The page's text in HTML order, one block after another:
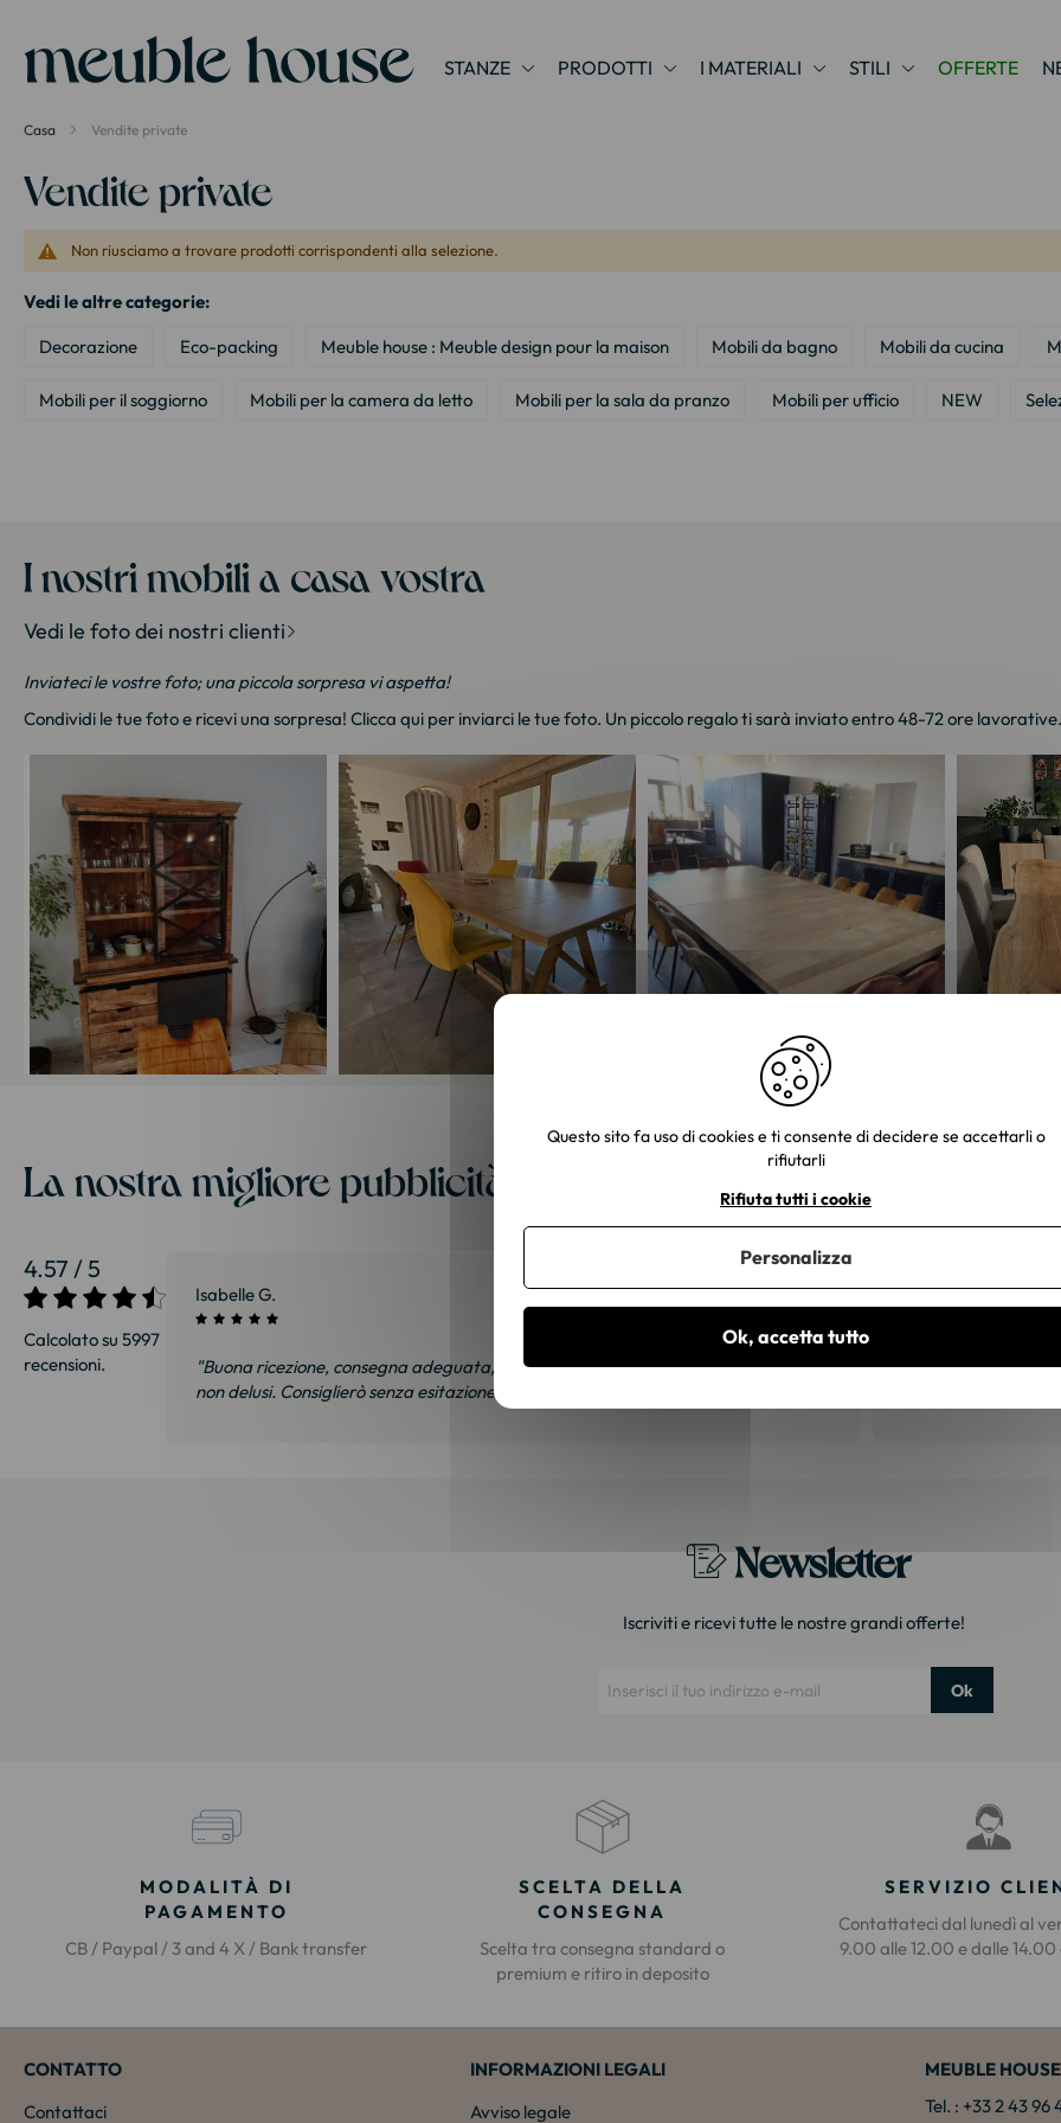
STANZE PRODOTTI I MATERIALI STILI OFFERTE
Casa Vendite private
Vendite private
Non riusciamo a trovare prodotti corrispondenti alla selezione.
Vedi le altre categorie:
Decorazione
Eco-packing Meuble house : Meuble design pour la maison Mobili da bagno Mobili da cucina
Mobili per il soggiorno Mobili per la camera da letto Mobili per la sala da pranzo Mobili per ufficio NEW
I nostri mobili a casa vostra
Vedi le foto dei nostri clienti
Inviateci le vostre foto; una piccola sorpresa vi aspetta!
Condividi le tue foto e ricevi una sorpresa! Clicca qui per inviarci le tue foto. Un piccolo regalo ti sarà inviato entro 48-72 ore
La nostra migliore pubblicità siete voi
4.57 / 5
Calcolato su 5997
recensioni.
27/07/2026
siamo felici e soprattutto
27/07/2026
"Divano molto bello! Consegna rapida e curata."
Newsletter
Iscriviti e ricevi tutte le nostre grandi offerte!
Ok
MODALITÀ DI
PAGAMENTO
CB / Paypal / 3 and 4 X / Bank transfer
SCELTA DELLA
CONSEGNA
Scelta tra consegna standard o
premium e ritiro in deposito
SERVIZIO
Contattateci dal lunedì al
9.00 alle 12.00 e dalle 14.00
CONTATTO
Contattaci
INFORMAZIONI LEGALI
Avviso legale
MEUBLE HOUSE
Tel. : +33 2 43 96
Questo sito fa uso di cookies e ti consente di decidere se accettarli o
rifiutarli
Ok, accetta tutto
Rifiuta tutti i cookie
Personalizza